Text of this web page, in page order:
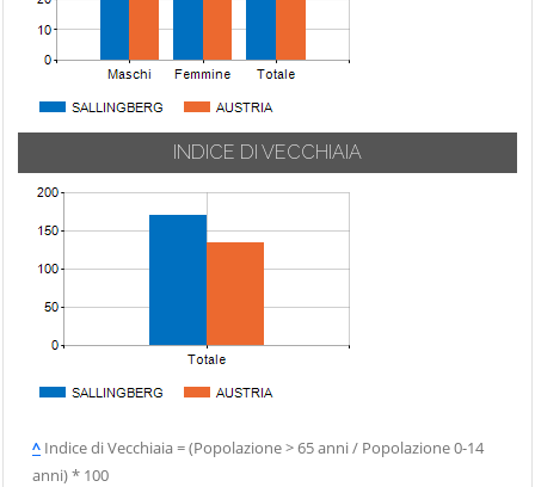
INDICE DI VECCHIAIA
^ Indice di Vecchiaia = (Popolazione > 65 anni / Popolazione 0-14
anni) * 100